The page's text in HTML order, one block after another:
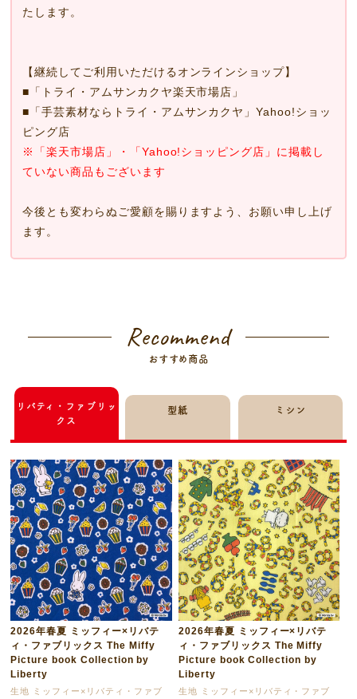
たします。
【継続してご利用いただけるオンラインショップ】
■ 「トライ・アムサンカクヤ楽天市場店」
■ 「手芸素材ならトライ・アムサンカクヤ」Yahoo!ショッ
ピング店
※「楽天市場店」・「Yahoo!ショッピング店」に掲載し
ていない商品もございます
今後とも変わらぬご愛顧を賜りますよう、お願い申し上げ
ます。
Recommend
おすすめ商品
リバティ・ファブリッ
クス
型紙 ミシン
2026年春夏 ミッフィー×リバテ
ィ・ファブリックス The Miffy
Picture book Collection by
Liberty
生地 ミッフィー×リバティ・ファブ
2026年春夏 ミッフィー×リバテ
ィ・ファブリックス The Miffy
Picture book Collection by
Liberty
生地 ミッフィー×リバティ・ファブ